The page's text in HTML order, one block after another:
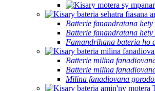
Batterie fanandratana hety
Batterie fanandratana hety
Famandrihana bateria ho
Batterie milina
Batterie milina
Milina fanadiovana